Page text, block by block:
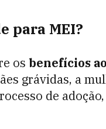
para MEI?
os benefícios
grávidas, a
de